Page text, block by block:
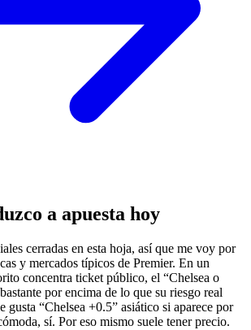
a apuesta hoy
cerradas en esta hoja, así que me voy por
y mercados típicos de Premier. En un
concentra ticket público, el “Chelsea o
por encima de lo que su riesgo real
gusta “Chelsea +0.5” asiático si aparece por
sí. Por eso mismo suele tener precio.